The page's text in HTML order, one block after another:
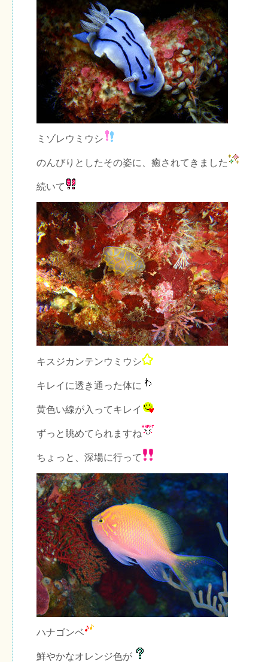
ミゾレウミウシ
のんびりとしたその姿に、癒されてきました
続いて
キスジカンテンウミウシ
キレイに透き通った体に
黄色い線が入ってキレイ
ずっと眺めてられますね
ちょっと、深場に行って
ハナゴンベ
鮮やかなオレンジ色が